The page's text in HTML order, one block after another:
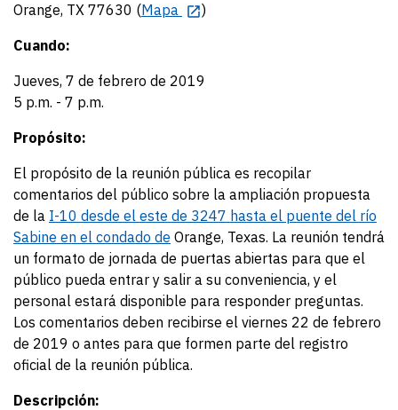
Orange, TX 77630 (Mapa
)
Cuando:
Jueves, 7 de febrero de 2019
5 p.m. - 7 p.m.
Propósito:
El propósito de la reunión pública es recopilar
comentarios del público sobre la ampliación propuesta
de la I-10 desde el este de 3247 hasta el puente del río
Sabine en el condado de Orange, Texas. La reunión tendrá
un formato de jornada de puertas abiertas para que el
público pueda entrar y salir a su conveniencia, y el
personal estará disponible para responder preguntas.
Los comentarios deben recibirse el viernes 22 de febrero
de 2019 o antes para que formen parte del registro
oficial de la reunión pública.
Descripción: